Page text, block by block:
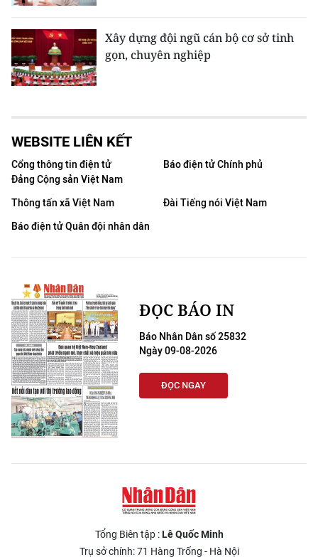
Xây dựng đội ngũ cán bộ cơ sở tinh
gọn, chuyên nghiệp
WEBSITE LIÊN KẾT
Cổng thông tin điện tử
Đảng Cộng sản Việt Nam
Báo điện tử Chính phủ
Thông tấn xã Việt Nam
Đài Tiếng nói Việt Nam
Báo điện tử Quân đội nhân dân
ĐỌC BÁO IN
Báo Nhân Dân số 25832
Ngày 09-08-2026
ĐỌC NGAY
Tổng Biên tập :Lê Quốc Minh
Trụ sở chính: 71 Hàng Trống - Hà Nội